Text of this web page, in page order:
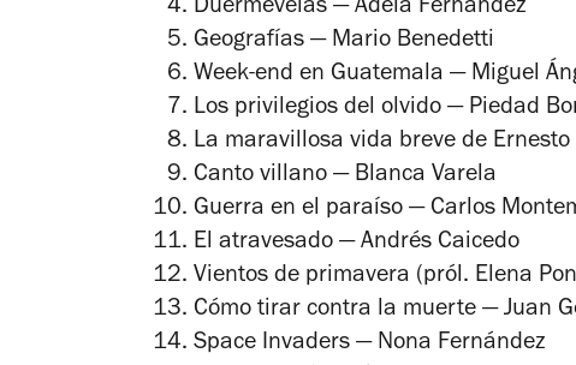
Duermevelas — Adela Fernández
Geografías — Mario Benedetti
Week-end en Guatemala — Miguel
Los privilegios del olvido — Piedad
La maravillosa vida breve de Ernesto
Canto villano — Blanca Varela
Guerra en el paraíso — Carlos
El atravesado — Andrés Caicedo
Vientos de primavera (pról. Elena
Cómo tirar contra la muerte — Juan
Space Invaders — Nona Fernández